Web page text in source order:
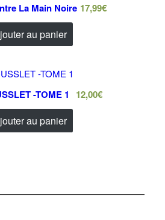
La Main Noire 17,99€
au panier
-TOME 1 12,00€
au panier